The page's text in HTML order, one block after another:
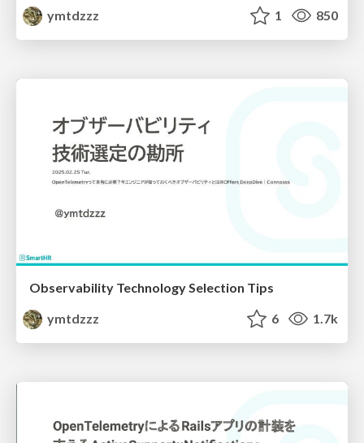
ymtdzzz
1 850
Observability Technology Selection Tips
ymtdzzz
6 1.7k